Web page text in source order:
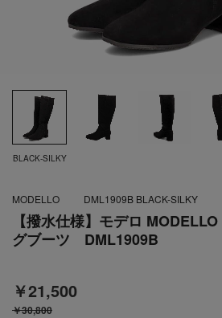
BLACK-SILKY
【撥水仕様】モデロ
グブーツ DML1909B
￥21,500
￥30,800
MODELLO DML1909B BLACK-SILKY